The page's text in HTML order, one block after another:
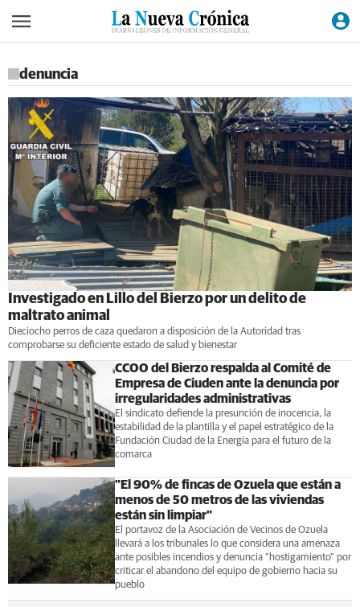
denuncia
Investigado en Lillo del Bierzo por un delito de
maltrato animal
Dieciocho perros de caza quedaron a disposición de la Autoridad tras
comprobarse su deficiente estado de salud y bienestar
CCOO del Bierzo respalda al Comité de
Empresa de Ciuden ante la denuncia por
irregularidades administrativas
El sindicato defiende la presunción de inocencia, la
estabilidad de la plantilla y el papel estratégico de la
Fundación Ciudad de la Energía para el futuro de la
comarca
"El 90% de fincas de Ozuela que están a
menos de 50 metros de las viviendas
están sin limpiar"
El portavoz de la Asociación de Vecinos de Ozuela
llevará a los tribunales lo que considera una amenaza
ante posibles incendios y denuncia "hostigamiento" por
criticar el abandono del equipo de gobierno hacia su
pueblo